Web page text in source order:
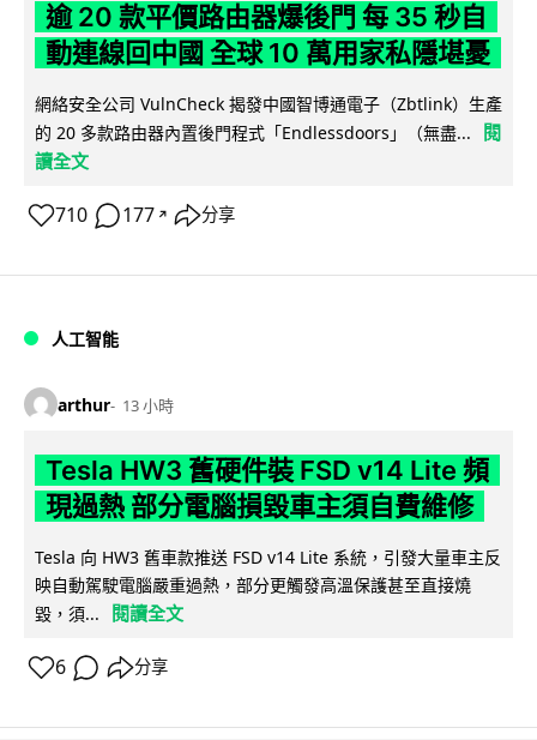
逾 20 款平價路由器爆後門 每 35 秒自
動連線回中國 全球 10 萬用家私隱堪憂
網絡安全公司 VulnCheck 揭發中國智博通電子（Zbtlink）生產
的 20 多款路由器內置後門程式「Endlessdoors」（無盡...
閱
讀全文
710 177 ↗ 分享
人工智能
arthur 13 小時
Tesla HW3 舊硬件裝 FSD v14 Lite 頻
現過熱 部分電腦損毀車主須自費維修
Tesla 向 HW3 舊車款推送 FSD v14 Lite 系統，引發大量車主反
映自動駕駛電腦嚴重過熱，部分更觸發高溫保護甚至直接燒
毀，須...
閱讀全文
6 分享